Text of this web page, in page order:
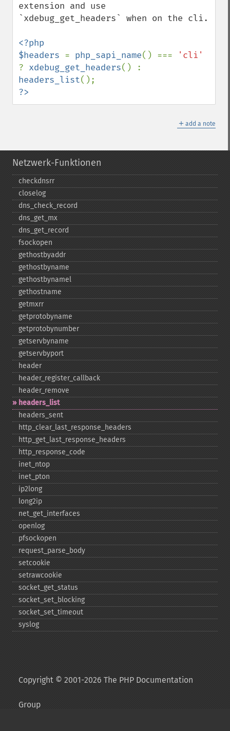
extension and use
`xdebug_get_headers` when on the cli.
<?php
$headers = php_sapi_name() ===
? xdebug_get_headers
headers_list
?>
＋ add a note
Netzwerk-Funktionen
checkdnsrr
closelog
dns_​check_​record
dns_​get_​mx
dns_​get_​record
fsockopen
gethostbyaddr
gethostbyname
gethostbynamel
gethostname
getmxrr
getprotobyname
getprotobynumber
getservbyname
getservbyport
header
header_​register_​callback
header_​remove
headers_​list
headers_​sent
http_​clear_​last_​response_​headers
http_​get_​last_​response_​headers
http_​response_​code
inet_​ntop
inet_​pton
ip2long
long2ip
net_​get_​interfaces
openlog
pfsockopen
request_​parse_​body
setcookie
setrawcookie
socket_​get_​status
socket_​set_​blocking
socket_​set_​timeout
syslog
Copyright © 2001-2026 The PHP Documentation
Group